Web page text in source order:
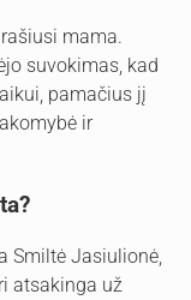
mama.
suvokimas, kad
pamačius jį
ir
Smiltė Jasiulionė,
atsakinga už